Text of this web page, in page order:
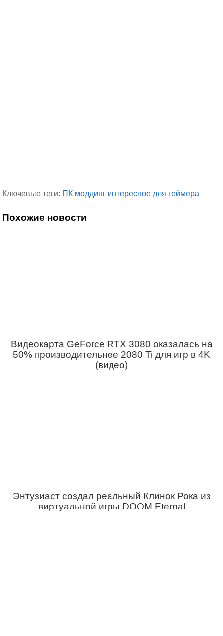
Ключевые теги: ПК моддинг интересное для геймера
Похожие новости
Видеокарта GeForce RTX 3080 оказалась на
50% производительнее 2080 Ti для игр в 4K
(видео)
Энтузиаст создал реальный Клинок Рока из
виртуальной игры DOOM Eternal